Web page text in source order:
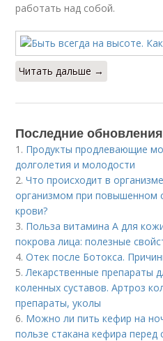
работать над собой.
Читать дальше →
Последние
1. Продукты продлевающие
долголетия и молодости
2.Что происходит в
организмом при повышенном
крови?
3. Польза витамина А для
покрова лица: полезные
4.Отек после Ботокса.
5. Лекарственные препараты
коленных суставов. Артроз
препараты, уколы
6. Можно ли пить кефир на
пользе стакана кефира перед